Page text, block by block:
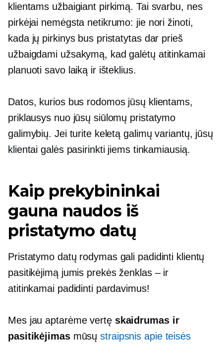
klientams užbaigiant pirkimą. Tai svarbu, nes
pirkėjai nemėgsta netikrumo: jie nori žinoti,
kada jų pirkinys bus pristatytas dar prieš
užbaigdami užsakymą, kad galėtų atitinkamai
planuoti savo laiką ir išteklius.
Datos, kurios bus rodomos jūsų klientams,
priklausys nuo jūsų siūlomų pristatymo
galimybių. Jei turite keletą galimų variantų, jūsų
klientai galės pasirinkti jiems tinkamiausią.
Kaip prekybininkai
gauna naudos iš
pristatymo datų
Pristatymo datų rodymas gali padidinti klientų
pasitikėjimą jumis prekės ženklas – ir
atitinkamai padidinti pardavimus!
Mes jau aptarėme vertę skaidrumas ir
pasitikėjimasmūsųstraipsnis apie teisės